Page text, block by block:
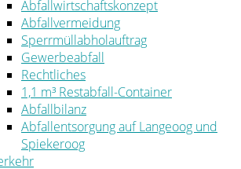
Abfallwirtschaftskonzept
Abfallvermeidung
Sperrmüllabholauftrag
Gewerbeabfall
Rechtliches
1,1 m³ Restabfall-Container
Abfallbilanz
Abfallentsorgung auf Langeoog und
Spiekeroog